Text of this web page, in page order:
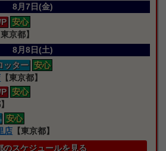
8月7日(金)
安心
東京都】
8月8日(土)
ッター 安心
【東京都】
安心
安心
店 【東京都】
のスケジュールを見る